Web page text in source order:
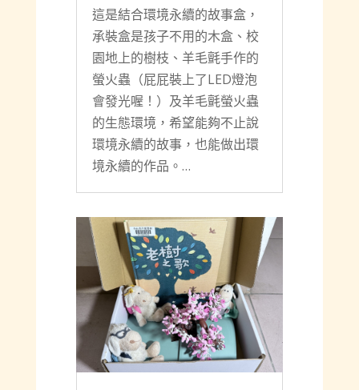
這是結合環境永續的故事盒，
承裝盒是孩子不用的木盒、校
園地上的樹枝、羊毛氈手作的
螢火蟲（屁屁裝上了LED燈泡
會發光喔！）及羊毛氈螢火蟲
的生態環境，希望能夠不止說
環境永續的故事，也能做出環
境永續的作品。…